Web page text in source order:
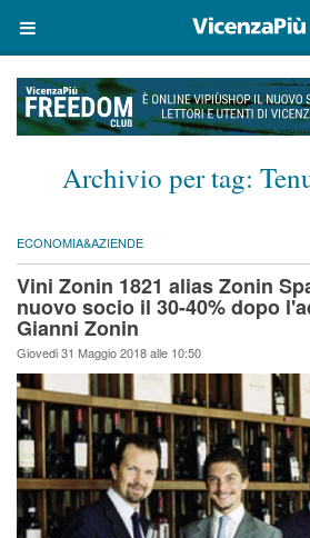
Archivio per tag:
ECONOMIA&AZIENDE
Vini Zonin 1821 alias Zonin
nuovo socio il 30-40% dopo
Gianni Zonin
Giovedi 31 Maggio 2018 alle 10:50